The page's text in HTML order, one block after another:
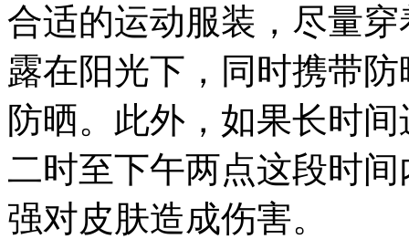
合适的运动服装，尽量
露在阳光下，同时携带
防晒。此外，如果长时
二时至下午两点这段时
强对皮肤造成伤害。